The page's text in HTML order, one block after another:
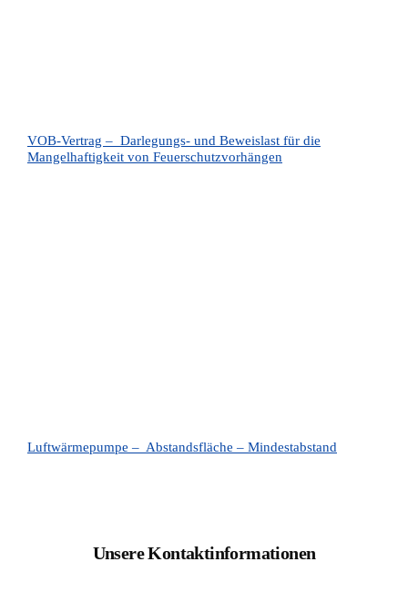
VOB-Vertrag – Darlegungs- und Beweislast für die
Mangelhaftigkeit von Feuerschutzvorhängen
Luftwärmepumpe – Abstandsfläche – Mindestabstand
Unsere Kontaktinformationen